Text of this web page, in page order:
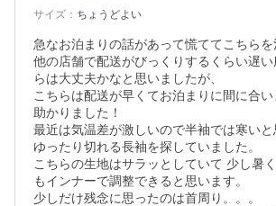
サイズ ： ちょうどよい
急なお泊まりの話があって慌ててこちらを
他の店舗で配送がびっくりするくらい遅
らは大丈夫かなと思いましたが、
こちらは配送が早くてお泊まりに間に合い
助かりました！
最近は気温差が激しいので半袖では寒い
ゆったり切れる長袖を探していました。
こちらの生地はサラッとしていて 少し暑
もインナーで調整できると思います。
少しだけ残念に思ったのは首周り。。。